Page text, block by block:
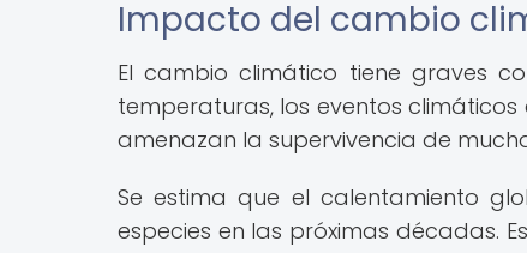
Impacto del cambio
El cambio climático tiene graves
temperaturas, los eventos
amenazan la supervivencia de
Se estima que el calentamiento
especies en las próximas décadas.